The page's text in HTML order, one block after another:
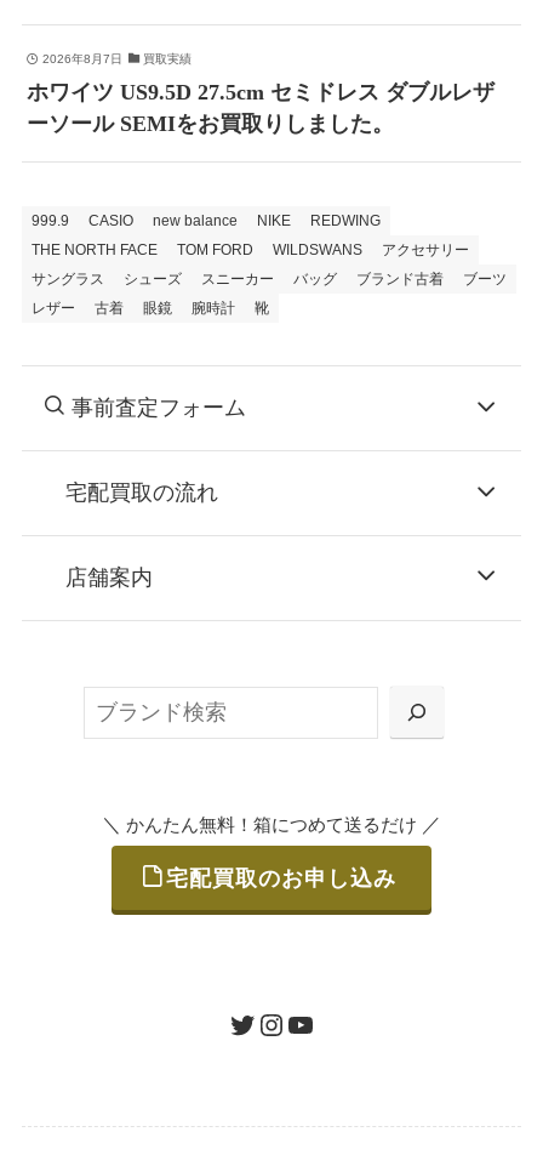
2026年8月7日 買取実績
ホワイツ US9.5D 27.5cm セミドレス ダブルレザ
ーソール SEMIをお買取りしました。
999.9 CASIO new balance NIKE
REDWING
THE NORTH FACE
TOM FORD WILDSWANS
アクセサリー
サングラス
シューズ スニーカー バッグ ブランド古着
ブーツ
レザー
古着 眼鏡 腕時計 靴
事前査定フォーム
宅配買取の流れ
お申込み
または梱包材不要の「集荷申込」からお選び
ご発送
店舗案内
＼ かんたん無料！箱につめて送るだけ ／
宅配買取のお申し込み
ツイッターインスタグラムユーチューブ